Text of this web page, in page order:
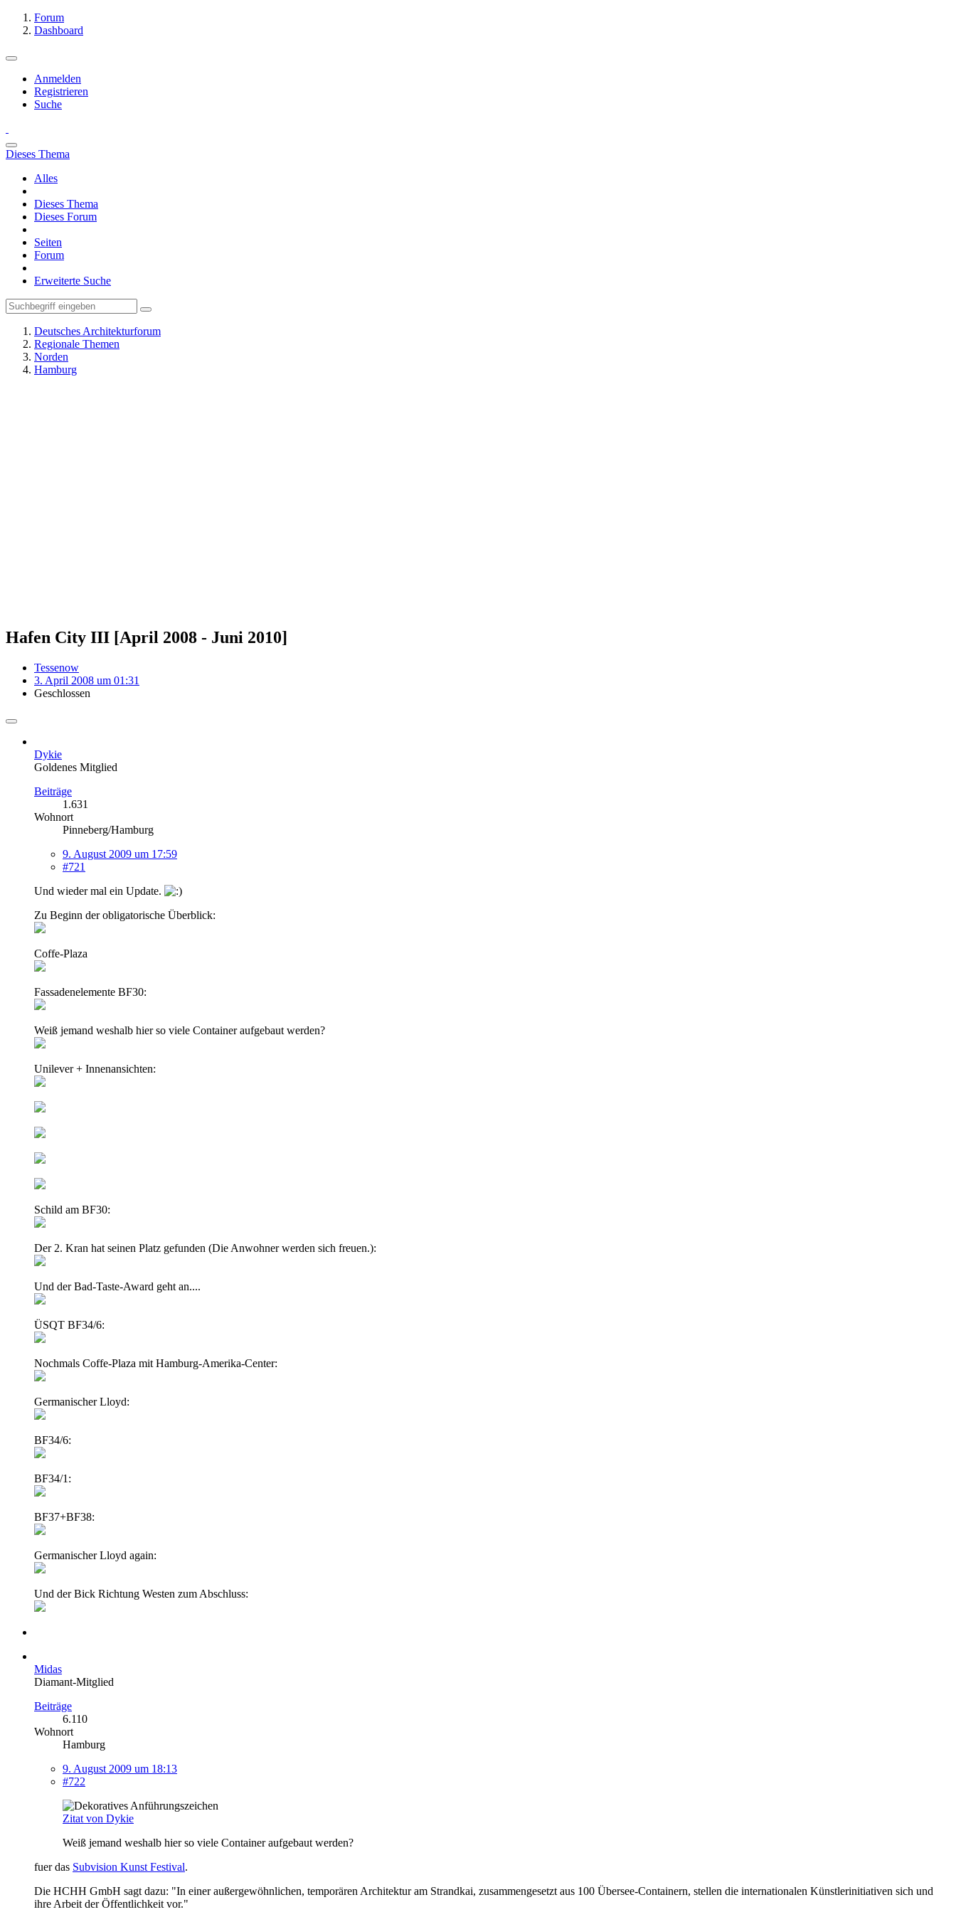
Forum
Dashboard
Anmelden
Registrieren
Suche
Dieses Thema
Alles
Dieses Thema
Dieses Forum
Seiten
Forum
Erweiterte Suche
Deutsches Architekturforum
Regionale Themen
Norden
Hamburg
Hafen City III [April 2008 - Juni 2010]
Tessenow
3. April 2008 um 01:31
Geschlossen
Dykie
Goldenes Mitglied
Beiträge
1.631
Wohnort
Pinneberg/Hamburg
9. August 2009 um 17:59
#721
Und wieder mal ein Update.
Zu Beginn der obligatorische Überblick:
Coffe-Plaza
Fassadenelemente BF30:
Weiß jemand weshalb hier so viele Container aufgebaut werden?
Unilever + Innenansichten:
Schild am BF30:
Der 2. Kran hat seinen Platz gefunden (Die Anwohner werden sich freuen.):
Und der Bad-Taste-Award geht an....
ÜSQT BF34/6:
Nochmals Coffe-Plaza mit Hamburg-Amerika-Center:
Germanischer Lloyd:
BF34/6:
BF34/1:
BF37+BF38:
Germanischer Lloyd again:
Und der Bick Richtung Westen zum Abschluss:
Midas
Diamant-Mitglied
Beiträge
6.110
Wohnort
Hamburg
9. August 2009 um 18:13
#722
Zitat von Dykie
Weiß jemand weshalb hier so viele Container aufgebaut werden?
fuer das Subvision Kunst Festival.
Die HCHH GmbH sagt dazu: "In einer außergewöhnlichen, temporären Architektur am Strandkai, zusammengesetzt aus 100 Übersee-Containern, stellen die internationalen Künstlerinitiativen sich und
ihre Arbeit der Öffentlichkeit vor."